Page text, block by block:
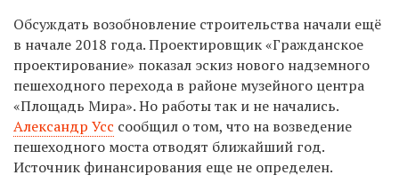
Обсуждать возобновление строительства начали ещё
в начале 2018 года. Проектировщик «Гражданское
проектирование» показал эскиз нового надземного
пешеходного перехода в районе музейного центра
«Площадь Мира». Но работы так и не начались.
Александр Усс сообщил о том, что на возведение
пешеходного моста отводят ближайший год.
Источник финансирования еще не определен.